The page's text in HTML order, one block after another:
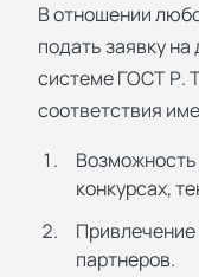
В отношении
подать заявку
системе ГОСТ Р.
соответствия
Возможность
конкурсах,
партнеров.